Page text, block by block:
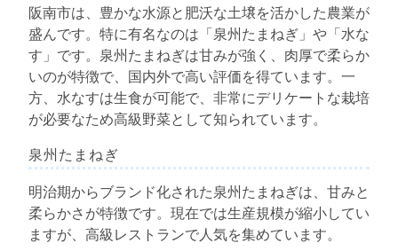
阪南市は、豊かな水源と肥沃な土壌を活かした農業が
盛んです。特に有名なのは「泉州たまねぎ」や「水な
す」です。泉州たまねぎは甘みが強く、肉厚で柔らか
いのが特徴で、国内外で高い評価を得ています。一
方、水なすは生食が可能で、非常にデリケートな栽培
が必要なため高級野菜として知られています。
泉州たまねぎ
明治期からブランド化された泉州たまねぎは、甘みと
柔らかさが特徴です。現在では生産規模が縮小してい
ますが、高級レストランで人気を集めています。